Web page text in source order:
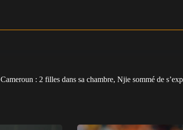
Cameroun : 2 filles dans sa chambre, Njie sommé de